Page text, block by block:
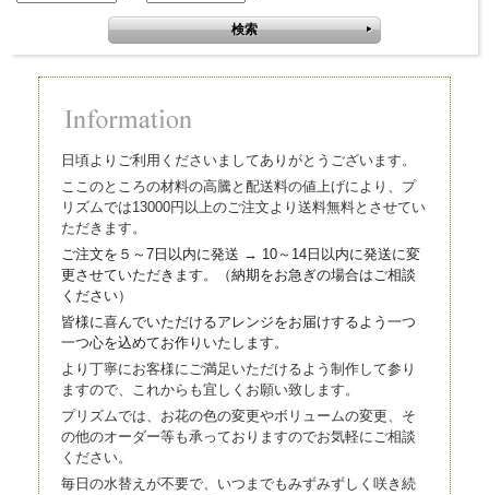
日頃よりご利用くださいましてありがとうございます。
ここのところの材料の高騰と配送料の値上げにより、プ
リズムでは13000円以上のご注文より送料無料とさせてい
ただきます。
ご注文を５～7日以内に発送 → 10～14日以内に発送に変
更させていただきます。（納期をお急ぎの場合はご相談
ください）
皆様に喜んでいただけるアレンジをお届けするよう一つ
一つ心を込めてお作りいたします。
より丁寧にお客様にご満足いただけるよう制作して参り
ますので、これからも宜しくお願い致します。
プリズムでは、お花の色の変更やボリュームの変更、そ
の他のオーダー等も承っておりますのでお気軽にご相談
ください。
毎日の水替えが不要で、いつまでもみずみずしく咲き続